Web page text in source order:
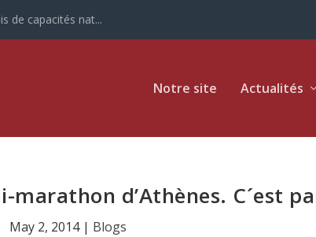
de capacités nat...
Notre site Actualités
marathon d’Athènes. C´est
May 2, 2014| Blogs